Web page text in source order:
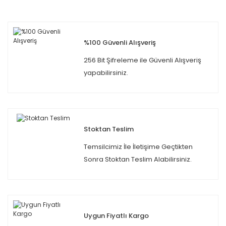
%100 Güvenli Alışveriş
256 Bit Şifreleme ile Güvenli Alışveriş
yapabilirsiniz.
Stoktan Teslim
Temsilcimiz İle İletişime Geçtikten
Sonra Stoktan Teslim Alabilirsiniz.
Uygun Fiyatlı Kargo